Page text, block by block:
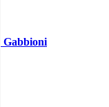
Gabbioni